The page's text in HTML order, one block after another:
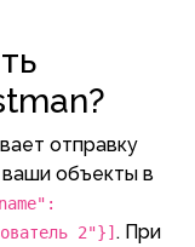
отправку
объекты в
2"}] . При